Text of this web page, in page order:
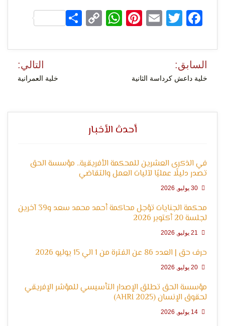
الرأي
التعبير
وحقوق
Facebook
Twitter
Email
Pinterest
WhatsApp
Copy
Share
تصفّح
المقالات
السابق:
خلية داعش كرداسة الثانية
التالي:
خلية العمرانية
أحدث الأخبار
في الذكرى العشرين للمحكمة الأفريقية.. مؤسسة الحق
تصدر دليلًا عمليًا لآليات العمل والتقاضي
محكمة الجنايات تؤجل محاكمة أحمد محمد سعد و39 آخرين
لجلسة 20 أكتوبر 2026
حرف حق | العدد 86 عن الفترة من 1 الي 15 يوليو 2026
مؤسسة الحق تطلق الإصدار التأسيسي للمؤشر الإفريقي
لحقوق الإنسان (AHRI 2025)